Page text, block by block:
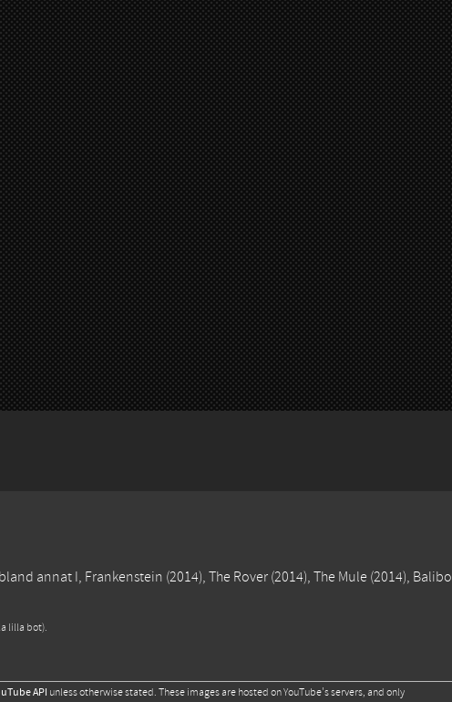
annat I, Frankenstein (2014), The Rover (2014), The Mule (2014), Balibo
lilla bot).
API unless otherwise stated. These images are hosted on YouTube's servers, and only